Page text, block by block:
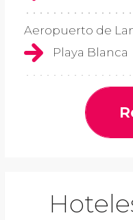
Aeropuerto de
Playa Blanca